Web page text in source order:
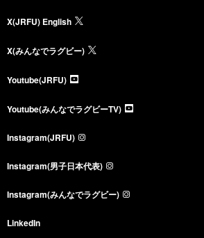
X(JRFU) English
X(みんなでラグビー)
Youtube(JRFU)
Youtube(みんなでラグビーTV)
Instagram(JRFU)
Instagram(男子日本代表)
Instagram(みんなでラグビー)
LinkedIn